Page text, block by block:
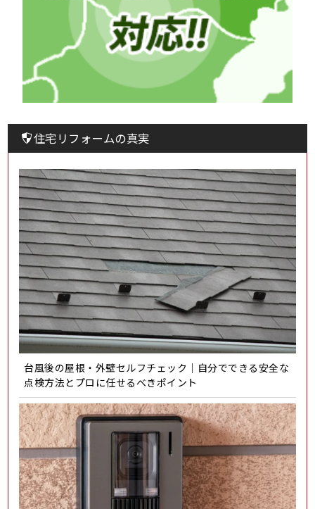
住宅リフォームの真実
台風後の屋根・外壁セルフチェック｜自分でできる安全な
点検方法とプロに任せるべきポイント